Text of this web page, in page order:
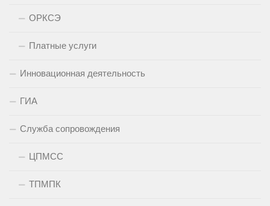
ОРКСЭ
Платные услуги
Инновационная деятельность
ГИА
Служба сопровождения
ЦПМСС
ТПМПК